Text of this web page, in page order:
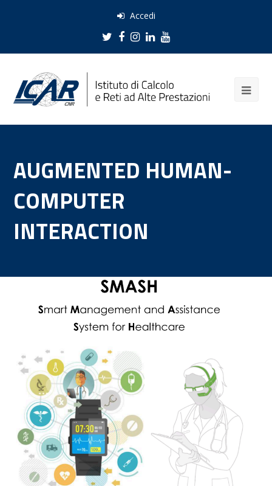
Accedi
Twitter
Facebook
Instagram
LinkedIn
Youtube
AUGMENTED HUMAN-
COMPUTER
INTERACTION